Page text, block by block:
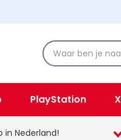
PlayStation
Overige
in Nederland!